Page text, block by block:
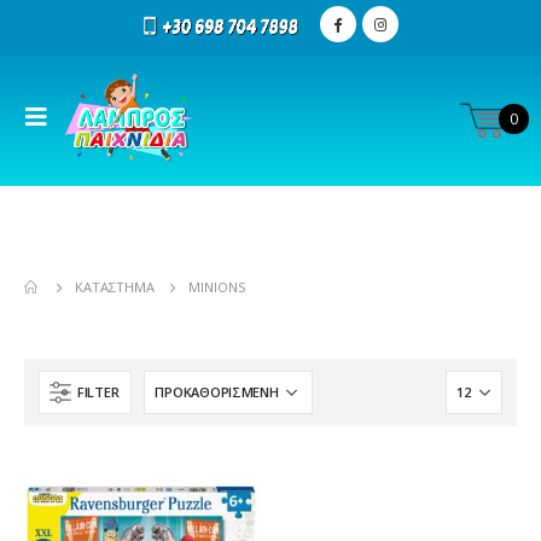
0
ΚΑΤΆΣΤΗΜΑ MINIONS
FILTER